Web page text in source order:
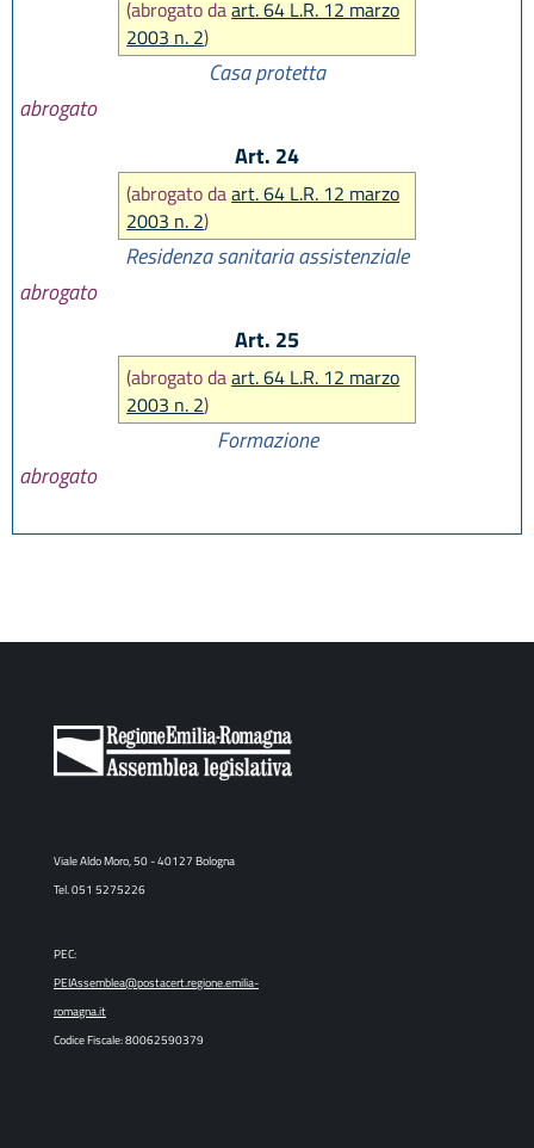
(abrogato daart. 64 L.R. 12 marzo
2003 n. 2)
Casa protetta
abrogato
Art. 24
(abrogato daart. 64 L.R. 12 marzo
2003 n. 2)
Residenza sanitaria assistenziale
abrogato
Art. 25
(abrogato daart. 64 L.R. 12 marzo
2003 n. 2)
Formazione
abrogato
Viale Aldo Moro, 50 - 40127 Bologna
Tel. 051 5275226
PEC:
PEIAssemblea@postacert.regione.emilia-
romagna.it
Codice Fiscale: 80062590379